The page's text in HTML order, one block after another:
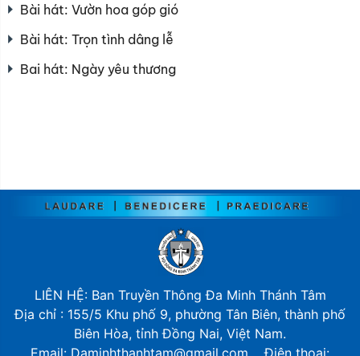
Bài hát: Vườn hoa góp gió
Bài hát: Trọn tình dâng lễ
Bai hát: Ngày yêu thương
LIÊN HỆ: Ban Truyền Thông Đa Minh Thánh Tâm
Địa chỉ : 155/5 Khu phố 9, phường Tân Biên, thành phố
Biên Hòa, tỉnh Đồng Nai, Việt Nam.